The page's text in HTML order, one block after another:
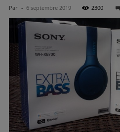
Par - 6 septembre 2019 2300